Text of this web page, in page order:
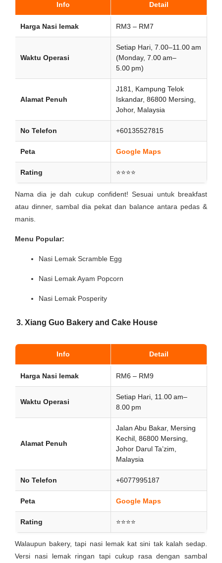
Info Detail
Harga Nasi lemak RM3 – RM7
Waktu Operasi
Setiap Hari, 7.00–11.00 am
(Monday, 7.00 am–
5.00 pm)
Alamat Penuh
J181, Kampung Telok
Iskandar, 86800 Mersing,
Johor, Malaysia
No Telefon +60135527815
Peta Google Maps
Rating ⭐⭐⭐⭐
Nama dia je dah cukup confident! Sesuai untuk breakfast
atau dinner, sambal dia pekat dan balance antara pedas &
manis.
Menu Popular:
Nasi Lemak Scramble Egg
Nasi Lemak Ayam Popcorn
Nasi Lemak Posperity
3. Xiang Guo Bakery and Cake House
Info Detail
Harga Nasi lemak RM6 – RM9
Waktu Operasi
Setiap Hari, 11.00 am–
8.00 pm
Alamat Penuh
Jalan Abu Bakar, Mersing
Kechil, 86800 Mersing,
Johor Darul Ta’zim,
Malaysia
No Telefon +6077995187
Peta Google Maps
Rating ⭐⭐⭐⭐
Walaupun bakery, tapi nasi lemak kat sini tak kalah sedap.
Versi nasi lemak ringan tapi cukup rasa dengan sambal